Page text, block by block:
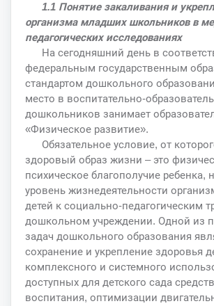
1.1 Понятие закаливания и
организма младших школьников в
педагогических исследованиях
На сегодняшний день в
федеральным государственным
стандартом дошкольного
место в воспитательно-
дошкольников занимает
«Физическое развитие».
Обязательное условие, от
здоровый образ жизни – это
психическое благополучие ребенка,
уровень жизнедеятельности
детей к социально-педагогическим
дошкольном учреждении. Одной из
задач дошкольного образования
сохранение и укрепление здоровья
комплексного и системного
доступных для детского сада
воспитания, оптимизации